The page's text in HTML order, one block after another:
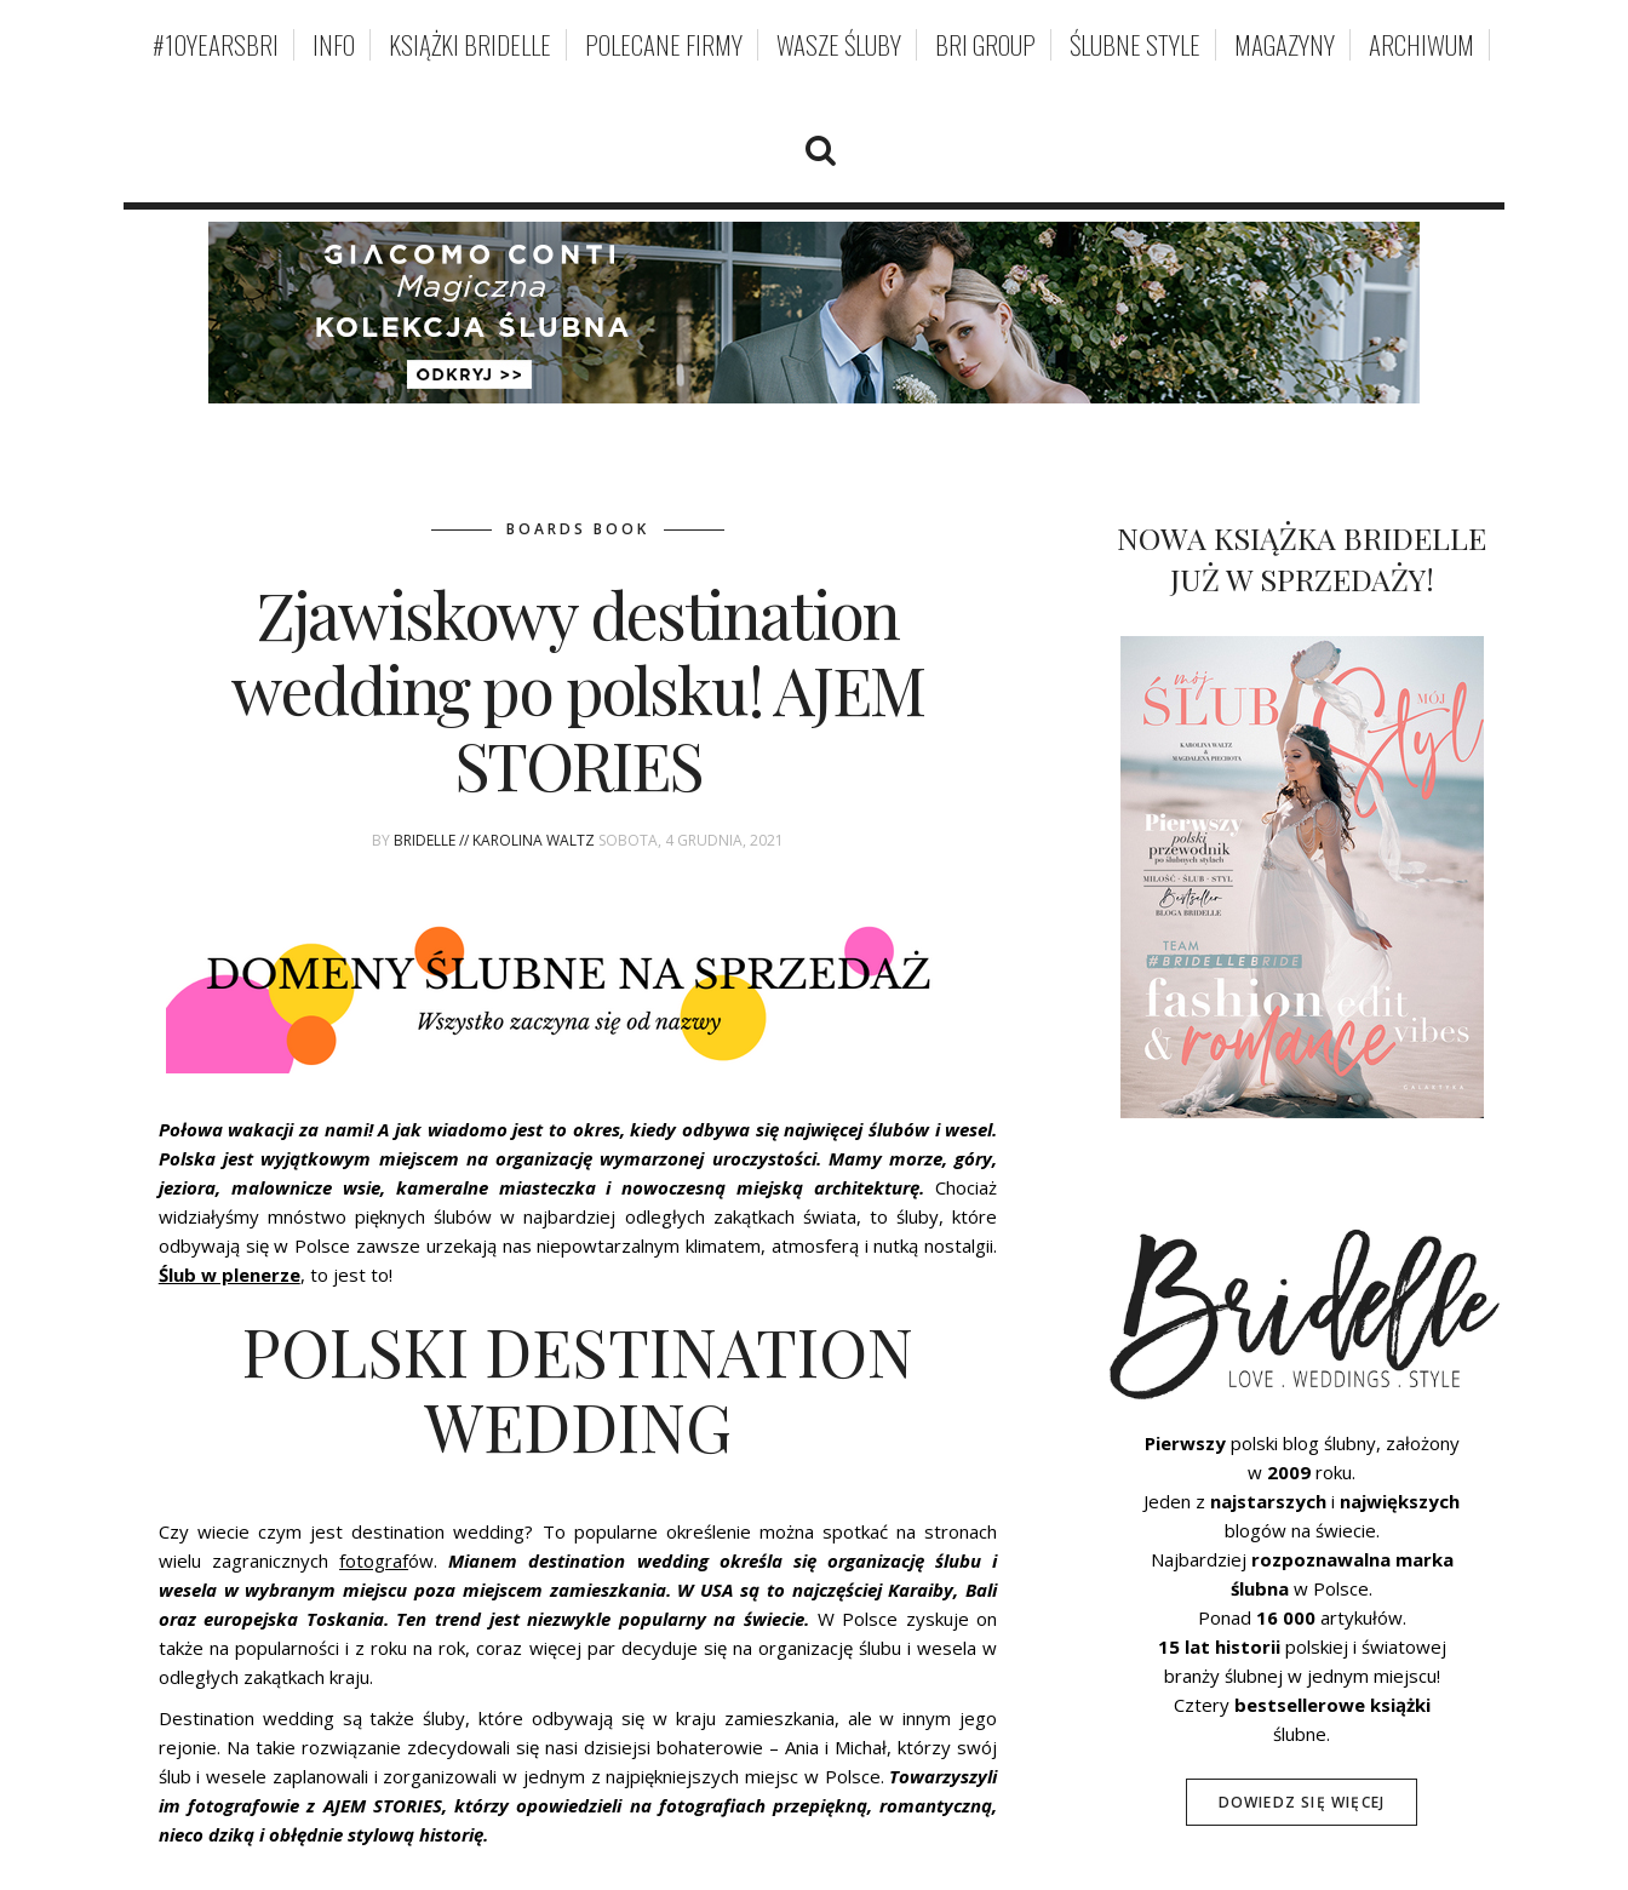
#10YEARSBRI INFO KSIĄŻKI BRIDELLE POLECANE FIRMY WASZE ŚLUBY BRI GROUP ŚLUBNE STYLE MAGAZYNY ARCHIWUM
BOARDS BOOK
Zjawiskowy destination
wedding po polsku! AJEM
STORIES
BY BRIDELLE // KAROLINA WALTZ SOBOTA, 4 GRUDNIA, 2021
Połowa wakacji za nami! A jak wiadomo jest to okres, kiedy odbywa się najwięcej ślubów i wesel.
Polska jest wyjątkowym miejscem na organizację wymarzonej uroczystości. Mamy morze, góry,
jeziora, malownicze wsie, kameralne miasteczka i nowoczesną miejską architekturę. Chociaż
widziałyśmy mnóstwo pięknych ślubów w najbardziej odległych zakątkach świata, to śluby, które
odbywają się w Polsce zawsze urzekają nas niepowtarzalnym klimatem, atmosferą i nutką nostalgii.
Ślub w plenerze, to jest to!
POLSKI DESTINATION
WEDDING
Czy wiecie czym jest destination wedding? To popularne określenie można spotkać na stronach
wielu zagranicznychfotografów.Mianem destination wedding określa się organizację ślubu i
wesela w wybranym miejscu poza miejscem zamieszkania. W USA są to najczęściej Karaiby, Bali
oraz europejska Toskania. Ten trend jest niezwykle popularny na świecie. W Polsce zyskuje on
także na popularności i z roku na rok, coraz więcej par decyduje się na organizację ślubu i wesela w
odległych zakątkach kraju.
Destination wedding są także śluby, które odbywają się w kraju zamieszkania, ale w innym jego
rejonie. Na takie rozwiązanie zdecydowali się nasi dzisiejsi bohaterowie – Ania i Michał, którzy swój
ślub i wesele zaplanowali i zorganizowali w jednym z najpiękniejszych miejsc w Polsce. Towarzyszyli
im fotografowie z AJEM STORIES, którzy opowiedzieli na fotografiach przepiękną, romantyczną,
nieco dziką i obłędnie stylową historię.
NOWA KSIĄŻKA BRIDELLE
JUŻ W SPRZEDAŻY!
Pierwszypolski blog ślubny, założony
w 2009 roku.
Jeden z najstarszych i największych
blogów na świecie.
Najbardziej rozpoznawalna marka
ślubna w Polsce.
Ponad 16 000artykułów.
15 lat historiipolskiej i światowej
branży ślubnej w jednym miejscu!
Cztery bestsellerowe książki
ślubne.
DOWIEDZ SIĘ WIĘCEJ